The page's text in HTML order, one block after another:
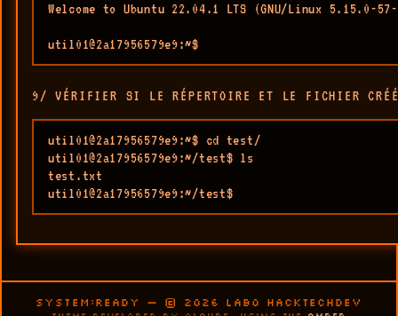
Welcome to Ubuntu 22.04.1 LTS (GNU/Linux 5.15.0-
util01@2a17956579e9:~$
9/ VÉRIFIER SI LE RÉPERTOIRE ET LE FICHIER
util01@2a17956579e9:~$ cd test/
util01@2a17956579e9:~/test$ ls
test.txt
util01@2a17956579e9:~/test$
SYSTEM:READY — © 2026 LABO HACKTECHDEV